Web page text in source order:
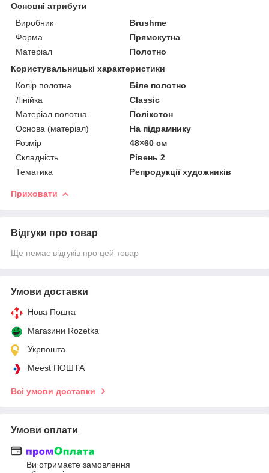
Основні атрибути
Виробник
Brushme
Форма
Прямокутна
Матеріал
Полотно
Користувальницькі характеристики
Колір полотна
Біле полотно
Лінійка
Classic
Матеріал полотна
Полікотон
Основа (матеріал)
На підрамнику
Розмір
48×60 см
Складність
Рівень 2
Тематика
Репродукції художників
Приховати
Відгуки про товар
Ще немає відгуків про цей товар
Умови доставки
Нова Пошта
Магазини Rozetka
Укрпошта
Meest ПОШТА
Всі умови доставки
Умови оплати
Ви отримаєте замовлення